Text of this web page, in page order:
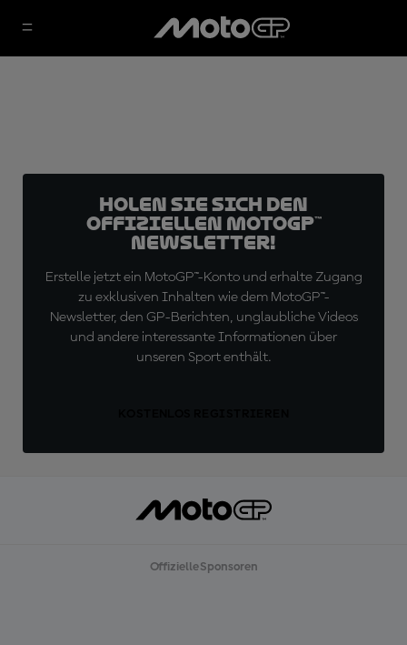
Holen Sie sich den
offiziellen MotoGP™
Newsletter!
Erstelle jetzt ein MotoGP™-Konto und erhalte Zugang
zu exklusiven Inhalten wie dem MotoGP™-
Newsletter, den GP-Berichten, unglaubliche Videos
und andere interessante Informationen über
unseren Sport enthält.
Offizielle Sponsoren